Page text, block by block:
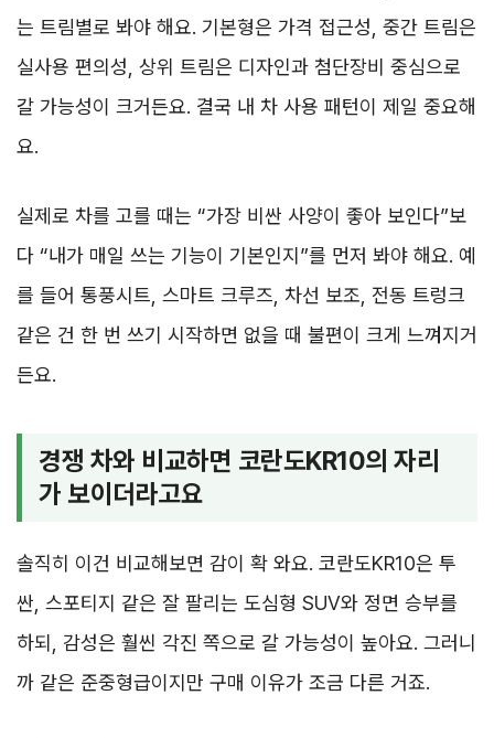
는 트림별로 봐야 해요. 기본형은 가격 접근성, 중간 트림은
실사용 편의성, 상위 트림은 디자인과 첨단장비 중심으로
갈 가능성이 크거든요. 결국 내 차 사용 패턴이 제일 중요해
요.
실제로 차를 고를 때는 “가장 비싼 사양이 좋아 보인다”보
다 “내가 매일 쓰는 기능이 기본인지”를 먼저 봐야 해요. 예
를 들어 통풍시트, 스마트 크루즈, 차선 보조, 전동 트렁크
같은 건 한 번 쓰기 시작하면 없을 때 불편이 크게 느껴지거
든요.
경쟁 차와 비교하면 코란도KR10의 자리
가 보이더라고요
솔직히 이건 비교해보면 감이 확 와요. 코란도KR10은 투
싼, 스포티지 같은 잘 팔리는 도심형 SUV와 정면 승부를
하되, 감성은 훨씬 각진 쪽으로 갈 가능성이 높아요. 그러니
까 같은 준중형급이지만 구매 이유가 조금 다른 거죠.